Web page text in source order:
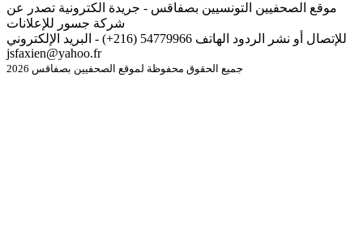
موقع الصحفيين التونسيين بصفاقس - جريدة الكترونية تصدر عن
شركة جسور للإعلانات
للإتصال أو نشر الردود الهاتف 54779966 (216+) - البريد الإلكتروني
jsfaxien@yahoo.fr
جميع الحقوق محفوظة لموقع الصحفيين بصفاقس 2026